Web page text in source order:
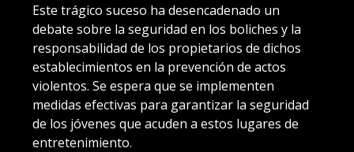
Este trágico suceso ha desencadenado un
debate sobre la seguridad en los boliches y la
responsabilidad de los propietarios de dichos
establecimientos en la prevención de actos
violentos. Se espera que se implementen
medidas efectivas para garantizar la seguridad
de los jóvenes que acuden a estos lugares de
entretenimiento.